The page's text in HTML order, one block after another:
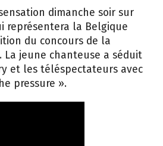
dimanche soir sur
représentera la Belgique
du concours de la
La jeune chanteuse a séduit
et les téléspectateurs avec
pressure ».